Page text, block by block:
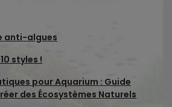
anti-algues
styles !
pour Aquarium : Guide
des Écosystèmes Naturels